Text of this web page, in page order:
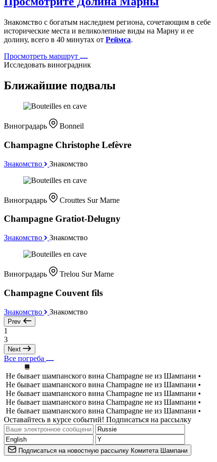
Знакомство с богатым наследием региона, сочетающим в себе
исторические места и великолепные виды на Марну и ее
долину, всего в 40 минутах от Реймса.
Просмотреть маршрут
Исследовать виноградник
Ближайшие подвалы
Виноградарь Bonneil
Champagne Christophe Lefèvre
Знакомство Знакомство
Виноградарь Crouttes Sur Marne
Champagne Gratiot-Delugny
Знакомство Знакомство
Виноградарь Trelou Sur Marne
Champagne Couvent fils
Знакомство Знакомство
Prev
1
3
Next
Все погреба
Не бывает шампанского вина Champagne не из Шампани •
Не бывает шампанского вина Champagne не из Шампани •
Не бывает шампанского вина Champagne не из Шампани •
Не бывает шампанского вина Champagne не из Шампани •
Не бывает шампанского вина Champagne не из Шампани •
Оставайтесь в курсе событий! Подписаться на рассылку
Подписаться на новостную рассылку Комитета Шампани